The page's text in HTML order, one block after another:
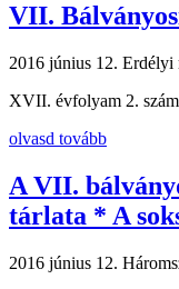
VII.
2016 június 12. Erdélyi
XVII. évfolyam 2.
olvasd tovább
A VII.
tárlata * A
2016 június 12.